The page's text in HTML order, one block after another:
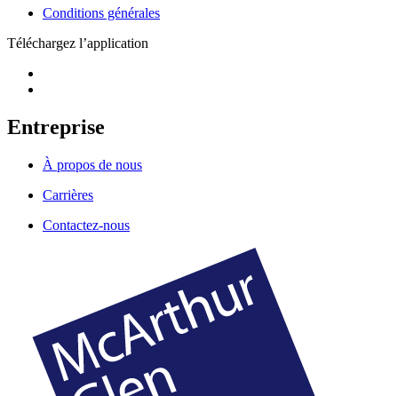
Conditions générales
Téléchargez l’application
Entreprise
À propos de nous
Carrières
Contactez-nous